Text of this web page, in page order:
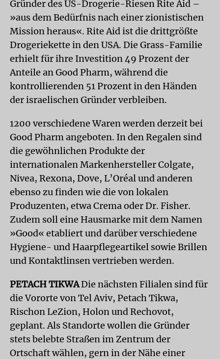
Gründer des US-Drogerie-Riesen Rite Aid –
»aus dem Bedürfnis nach einer zionistischen
Mission heraus«. Rite Aid ist die drittgrößte
Drogeriekette in den USA. Die Grass-Familie
erhielt für ihre Investition 49 Prozent der
Anteile an Good Pharm, während die
kontrollierenden 51 Prozent in den Händen
der israelischen Gründer verbleiben.
1200 verschiedene Waren werden derzeit bei
Good Pharm angeboten. In den Regalen sind
die gewöhnlichen Produkte der
internationalen Markenhersteller Colgate,
Nivea, Rexona, Dove, L’Oréal und anderen
ebenso zu finden wie die von lokalen
Produzenten, etwa Crema oder Dr. Fisher.
Zudem soll eine Hausmarke mit dem Namen
»Good« etabliert und darüber verschiedene
Hygiene- und Haarpflegeartikel sowie Brillen
und Kontaktlinsen vertrieben werden.
PETACH TIKWADie nächsten Filialen sind für
die Vororte von Tel Aviv, Petach Tikwa,
Rischon LeZion, Holon und Rechovot,
geplant. Als Standorte wollen die Gründer
stets belebte Straßen im Zentrum der
Ortschaft wählen, gern in der Nähe einer